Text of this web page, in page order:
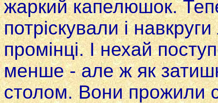
жаркий капелюшок.
потріскували i
промінці. І нехай
менше - але ж як
столом. Вони прожили